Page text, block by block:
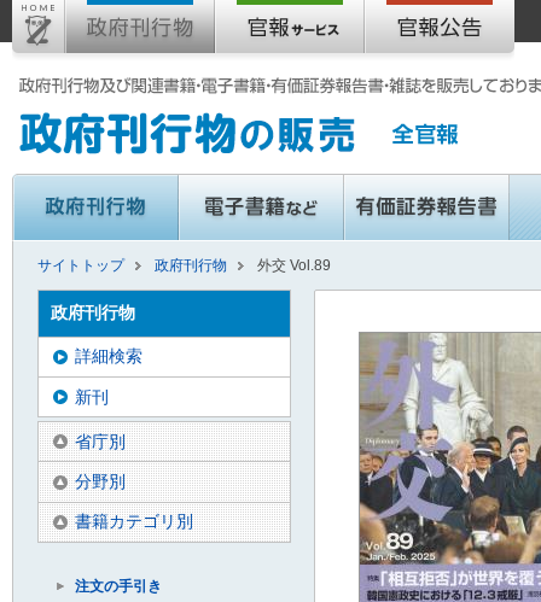
サイトトップ 政府刊行物 外交 Vol.89
政府刊行物
詳細検索
新刊
省庁別
分野別
書籍カテゴリ別
注文の手引き